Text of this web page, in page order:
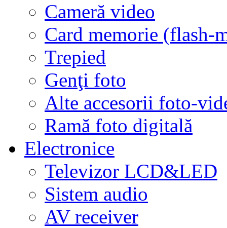
Cameră video
Card memorie (flash-
Trepied
Genţi foto
Alte accesorii foto-
Ramă foto digitală
Electronice
Televizor LCD&LED
Sistem audio
AV receiver